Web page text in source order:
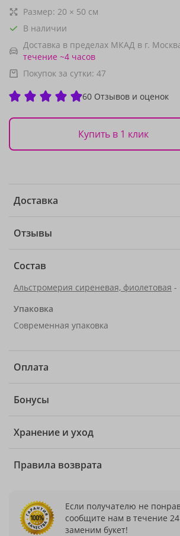
Размер: 20 × 50 см
В наличии
Доставка в пределах МКАД в г.
течение ~4 часов
Покупок за сутки: 47
60 Отзывов и оценок
Купить в 1 клик
Доставка
Отзывы
Состав
Альстромерия сиреневая, фиолетовая -
Упаковка
Современная упаковка
Оплата
Бонусы
Хранение и уход
Правила возврата
Если получателю не
сообщите нам в течение
заменим букет!